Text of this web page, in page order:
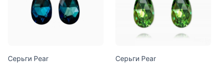
Серьги Pear
Серьги Pear